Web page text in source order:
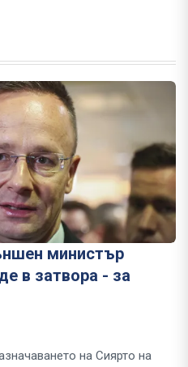
министър
в затвора - за
на Сиярто на